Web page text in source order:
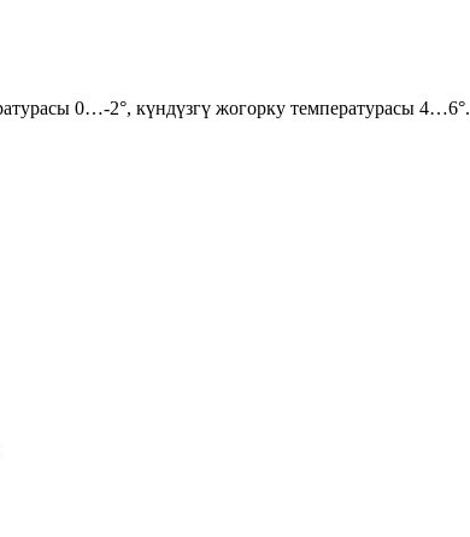
0…-2°, күндүзгү жогорку температурасы 4…6°.